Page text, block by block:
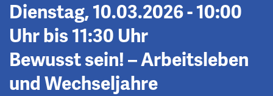
Dienstag, 10.03.2026 - 10:00
Uhr bis 11:30 Uhr
Bewusst sein! – Arbeitsleben
und Wechseljahre